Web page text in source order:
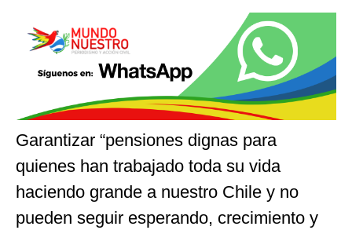
Garantizar “pensiones dignas para
quienes han trabajado toda su vida
haciendo grande a nuestro Chile y no
pueden seguir esperando, crecimiento y